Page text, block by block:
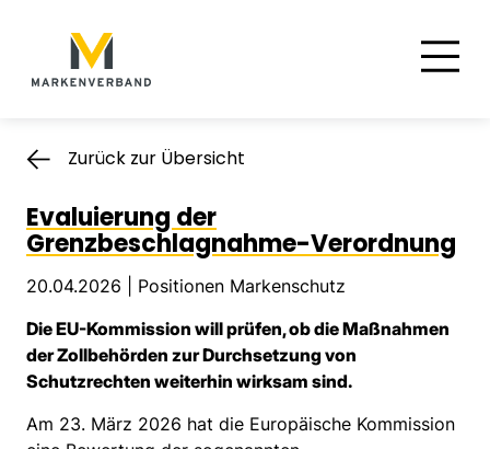
Hauptnavigation
Zurück zur Übersicht
Evaluierung der
Grenzbeschlagnahme-Verordnung
20.04.2026 | Positionen Markenschutz
Die EU-Kommission will prüfen, ob die Maßnahmen
der Zollbehörden zur Durchsetzung von
Schutzrechten weiterhin wirksam sind.
Am 23. März 2026 hat die Europäische Kommission